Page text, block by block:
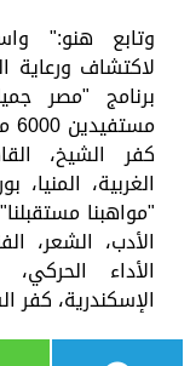
وتابع هنو:"
لاكتشاف
كفر الشيخ،
الغربية،
الأدب، الشعر،
الأداء
الإسكندرية، كفر